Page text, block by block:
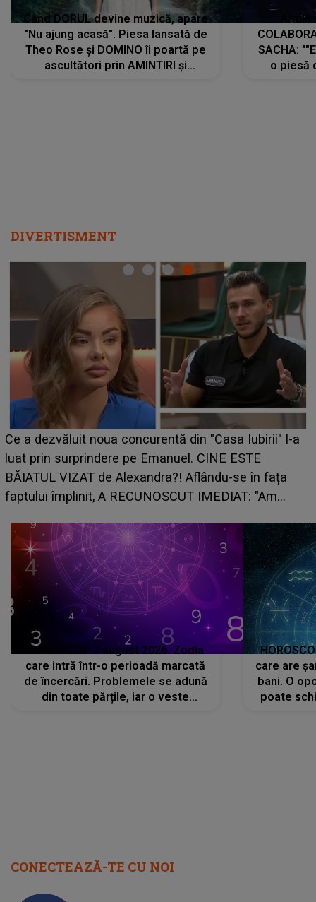
Când DORUL devine muzică, apare
"Nu ajung acasă". Piesa lansată de
Theo Rose și DOMINO îi poartă pe
ascultători prin AMINTIRI și
SACHA:
o piesă
DIVERTISMENT
Ce a dezvăluit noua concurentă din "Casa Iubirii" l-a
luat prin surprindere pe Emanuel. CINE ESTE
BĂIATUL VIZAT de Alexandra?! Aflându-se în fața
faptului împlinit, A RECUNOSCUT IMEDIAT: "Am
HOROSCOP 7 august 2026. Zodia
care intră într-o perioadă marcată
de încercări. Problemele se adună
din toate părțile, iar o veste
care are
bani. O
poate
CONECTEAZĂ-TE CU NOI